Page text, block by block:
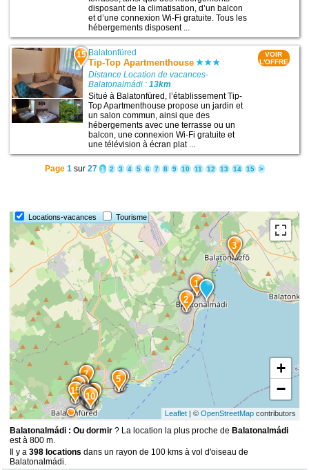
disposant de la climatisation, d’un balcon
et d’une connexion Wi-Fi gratuite. Tous les
hébergements disposent ...
15 Balatonfüred
Tip-Top Apartmenthouse
Distance Location de vacances-
Balatonalmádi :13km
Situé à Balatonfüred, l’établissement Tip-
Top Apartmenthouse propose un jardin et
un salon commun, ainsi que des
hébergements avec une terrasse ou un
balcon, une connexion Wi-Fi gratuite et
une télévision à écran plat ...
VOIR
L'OFFRE
Page 1sur 27 1 2 3 4 5 6 7 8 9 10 11 12 13 14 15 >
Locations-vacances Tourisme
15
14
13
12
11
10
9
8
7 54
3
2
1
+
−
Leaflet| © OpenStreetMapcontributors
Balatonalmádi : Ou dormir ? La location la plus proche de Balatonalmádi
est à 800 m.
Il y a398 locations dans un rayon de 100 kms à vol d'oiseau de
Balatonalmádi.